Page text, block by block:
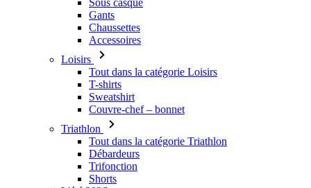
Tout dans la catégorie Loisirs
T-shirts
Sweatshirt
Couvre-chef – bonnet
Triathlon
Tout dans la catégorie Triathlon
Débardeurs
Trifonction
Shorts
L'été 2026
Équipes
Éditions spéciales
Vente
Bons cadeau